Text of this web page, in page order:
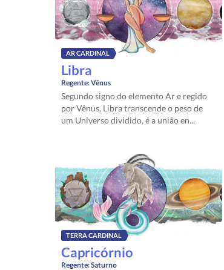
AR CARDINAL
Libra
Regente:Vênus
Segundo signo do elemento Ar e regido
por Vênus, Libra transcende o peso de
um Universo dividido, é a união en...
TERRA CARDINAL
Capricórnio
Regente:Saturno